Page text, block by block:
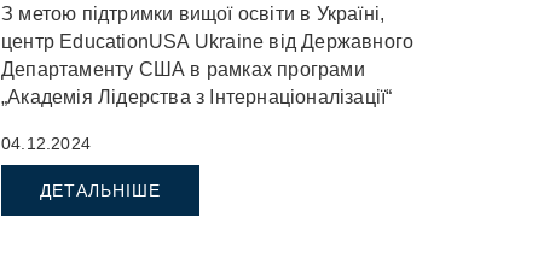
З метою підтримки вищої освіти в Україні,
центр EducationUSA Ukraine від Державного
Департаменту США в рамках програми
„Академія Лідерства з Інтернаціоналізації“
04.12.2024
ДЕТАЛЬНІШЕ